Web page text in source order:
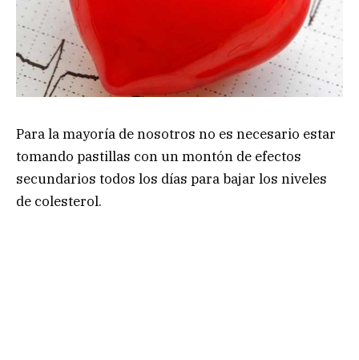
Para la mayoría de nosotros no es necesario estar
tomando pastillas con un montón de efectos
secundarios todos los días para bajar los niveles
de colesterol.